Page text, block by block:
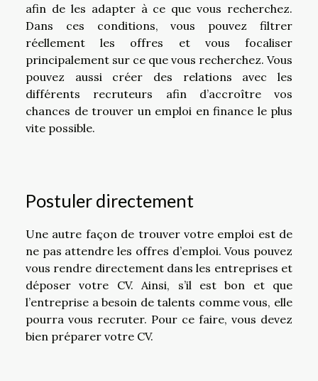
afin de les adapter à ce que vous recherchez.
Dans ces conditions, vous pouvez filtrer
réellement les offres et vous focaliser
principalement sur ce que vous recherchez. Vous
pouvez aussi créer des relations avec les
différents recruteurs afin d’accroître vos
chances de trouver un emploi en finance le plus
vite possible.
Postuler directement
Une autre façon de trouver votre emploi est de
ne pas attendre les offres d’emploi. Vous pouvez
vous rendre directement dans les entreprises et
déposer votre CV. Ainsi, s’il est bon et que
l’entreprise a besoin de talents comme vous, elle
pourra vous recruter. Pour ce faire, vous devez
bien préparer votre CV.